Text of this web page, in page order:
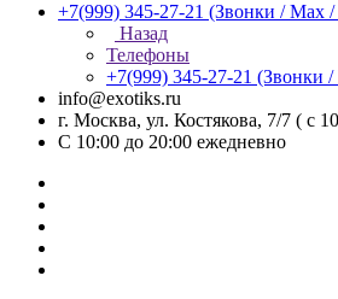
+7(999) 345-27-21 (Звонки / Max /
Назад
Телефоны
+7(999) 345-27-21 (Звонки /
info@exotiks.ru
г. Москва, ул. Костякова, 7/7 ( с
С 10:00 до 20:00 ежедневно